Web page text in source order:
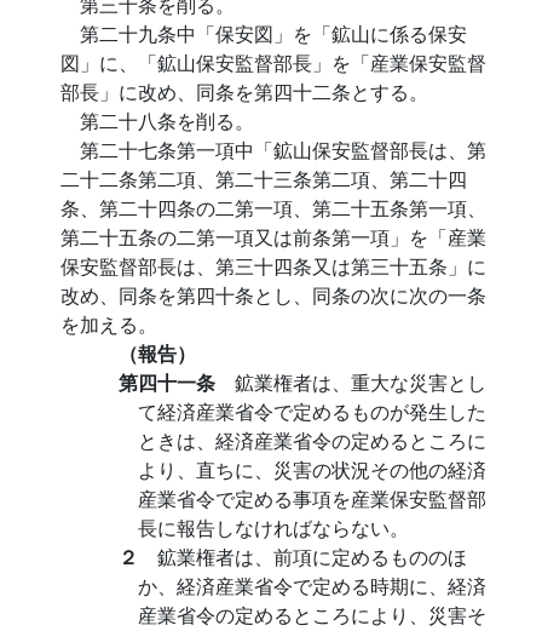
第二十九条中「保安図」を「鉱山に係る保安
図」に、「鉱山保安監督部長」を「産業保安監督
部長」に改め、同条を第四十二条とする。
第二十八条を削る。
第二十七条第一項中「鉱山保安監督部長は、第
二十二条第二項、第二十三条第二項、第二十四
条、第二十四条の二第一項、第二十五条第一項、
第二十五条の二第一項又は前条第一項」を「産業
保安監督部長は、第三十四条又は第三十五条」に
改め、同条を第四十条とし、同条の次に次の一条
を加える。
（報告）
第四十一条 鉱業権者は、重大な災害とし
て経済産業省令で定めるものが発生した
ときは、経済産業省令の定めるところに
より、直ちに、災害の状況その他の経済
産業省令で定める事項を産業保安監督部
長に報告しなければならない。
２ 鉱業権者は、前項に定めるもののほ
か、経済産業省令で定める時期に、経済
産業省令の定めるところにより、災害そ